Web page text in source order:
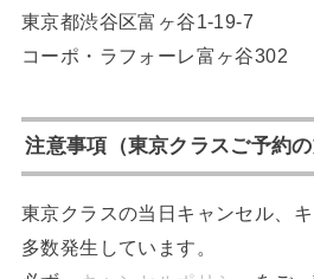
東京都渋谷区富ヶ谷1-19-7
コーポ・ラフォーレ富ヶ谷302
注意事項（東京クラスご予約の
東京クラスの当日キャンセル、
多数発生しています。